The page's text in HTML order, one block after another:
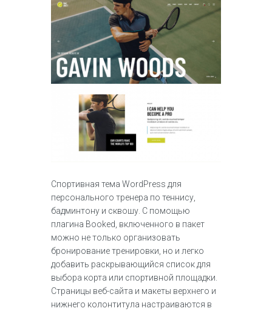
Спортивная тема WordPress для
персонального тренера по теннису,
бадминтону и сквошу. С помощью
плагина Booked, включенного в пакет
можно не только организовать
бронирование тренировки, но и легко
добавить раскрывающийся список для
выбора корта или спортивной площадки.
Страницы веб-сайта и макеты верхнего и
нижнего колонтитула настраиваются в